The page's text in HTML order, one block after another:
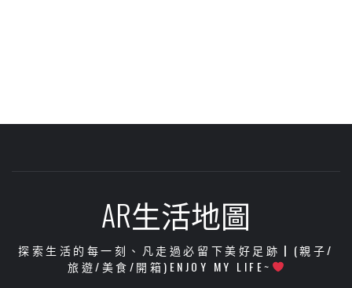
AR生活地圖
探索生活的每一刻、凡走過必留下美好足跡┃(親子/
旅遊/美食/開箱)ENJOY MY LIFE~